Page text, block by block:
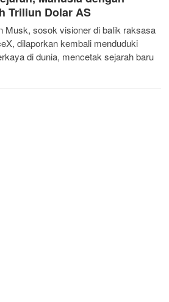
Triliun Dolar AS
Musk, sosok visioner di balik raksasa
dilaporkan kembali menduduki
di dunia, mencetak sejarah baru